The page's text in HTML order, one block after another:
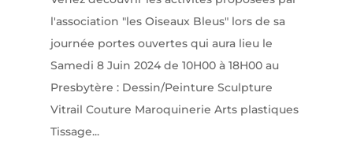
l'association "les Oiseaux Bleus" lors de sa
journée portes ouvertes qui aura lieu le
Samedi 8 Juin 2024 de 10H00 à 18H00 au
Presbytère : Dessin/Peinture Sculpture
Vitrail Couture Maroquinerie Arts plastiques
Tissage...